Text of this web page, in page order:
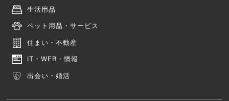
生活用品
ペット用品・サービス
住まい・不動産
IT・WEB・情報
出会い・婚活